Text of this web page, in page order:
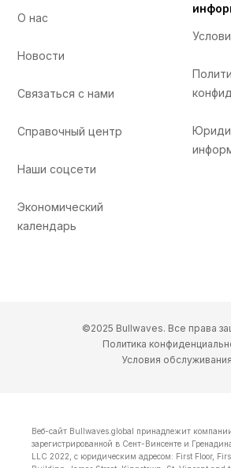
О нас
Новости
Связаться с нами
Справочный центр
Наши соцсети
Экономический
календарь
©2025 Bullwaves. Все права
Политика
Условия обслуживания
Веб-сайт Bullwaves.global принадлежит
зарегистрированной в Сент-Винсенте и
LLC 2022, с юридическим адресом: First Floor,